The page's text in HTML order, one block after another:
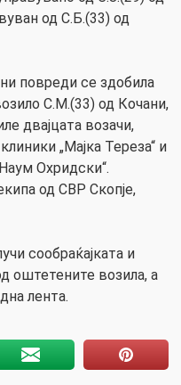
од С.Б.(33) од
повреди се здобила
С.М.(33) од Кочани,
двајцата возачи,
„Мајка Тереза“ и
Охридски“.
од СВР Скопје,
сообраќајката и
оштетените возила, а
лента.